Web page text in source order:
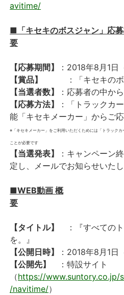
avitime/
■「キセキのボスジャン」応
要
【応募期間】
：2018年8月1日
【賞品】
：「キセキの
【当選者数】
：応募者の中か
【応募方法】
：「トラックカ
能「キセキメーカー」からご応
※「キセキメーカー」をご利用いただくためには「トラック
ことが必要です
【当選発表】
：キャンペーン
定し、メールでお知らせいたし
■WEB動画 概
要
【タイトル】
：『すべての
を。』
【公開日時】
：2018年8月1日
【公開先】
：特設サイト
（https://
/navitime/）